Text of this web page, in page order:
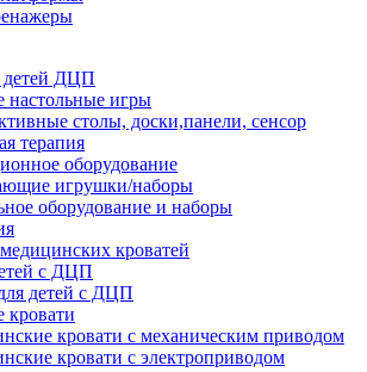
детей ДЦП
настольные игры
столы, доски,панели, сенсор
терапия
оборудование
игрушки/наборы
оборудование и наборы
кроватей
с ДЦП
детей с ДЦП
кровати с механическим приводом
кровати с электроприводом